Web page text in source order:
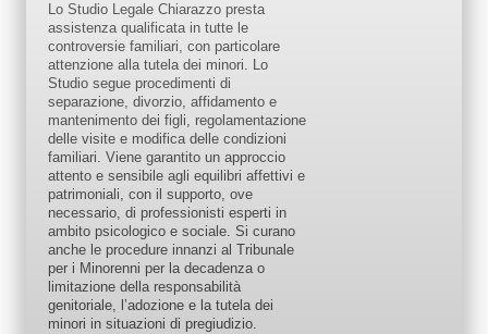
Lo Studio Legale Chiarazzo presta
assistenza qualificata in tutte le
controversie familiari, con particolare
attenzione alla tutela dei minori. Lo
Studio segue procedimenti di
separazione, divorzio, affidamento e
mantenimento dei figli, regolamentazione
delle visite e modifica delle condizioni
familiari. Viene garantito un approccio
attento e sensibile agli equilibri affettivi e
patrimoniali, con il supporto, ove
necessario, di professionisti esperti in
ambito psicologico e sociale. Si curano
anche le procedure innanzi al Tribunale
per i Minorenni per la decadenza o
limitazione della responsabilità
genitoriale, l’adozione e la tutela dei
minori in situazioni di pregiudizio.